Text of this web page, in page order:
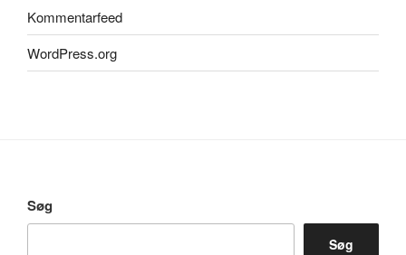
Kommentarfeed
WordPress.org
Søg
Søg